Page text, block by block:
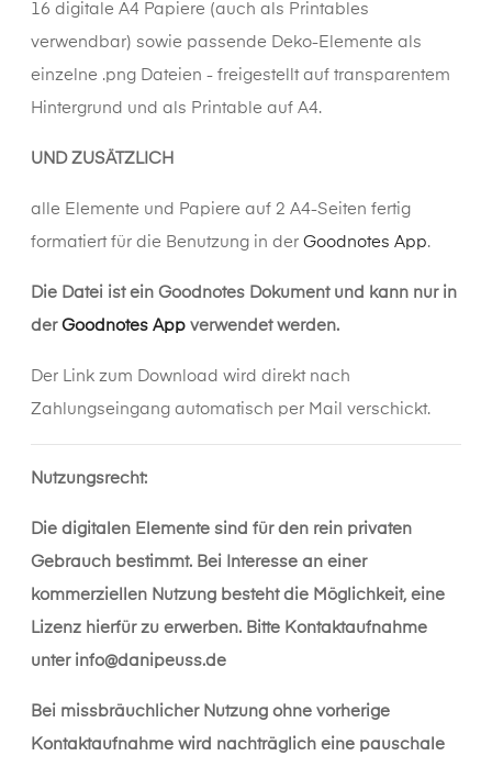
16 digitale A4 Papiere (auch als Printables
verwendbar) sowie passende Deko-Elemente als
einzelne .png Dateien - freigestellt auf transparentem
Hintergrund und als Printable auf A4.
UND ZUSÄTZLICH
alle Elemente und Papiere auf 2 A4-Seiten fertig
formatiert für die Benutzung in der Goodnotes App.
Die Datei ist ein Goodnotes Dokument und kann nur in
der Goodnotes App verwendet werden.
Der Link zum Download wird direkt nach
Zahlungseingang automatisch per Mail verschickt.
Nutzungsrecht:
Die digitalen Elemente sind für den rein privaten
Gebrauch bestimmt. Bei Interesse an einer
kommerziellen Nutzung besteht die Möglichkeit, eine
Lizenz hierfür zu erwerben. Bitte Kontaktaufnahme
unter info@danipeuss.de
Bei missbräuchlicher Nutzung ohne vorherige
Kontaktaufnahme wird nachträglich eine pauschale